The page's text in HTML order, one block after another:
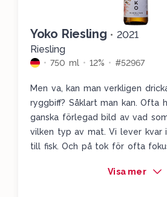
Yoko Riesling • 2021
Riesling
750 ml 12% #52967
Men va, kan man verkligen
ryggbiff? Såklart man kan. Ofta
ganska förlegad bild av vad
vilken typ av mat. Vi lever
till fisk. Och på tok för ofta
istället för komponenterna och
Visa mer